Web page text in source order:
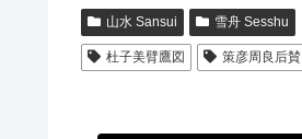
山水 Sansui 雪舟 Sesshu
杜子美臂鷹図 策彦周良后賛